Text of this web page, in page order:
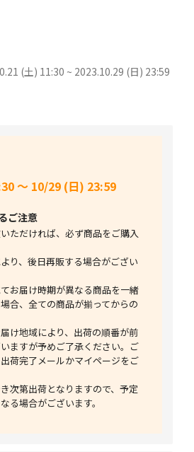
(土) 11:30 ~ 2023.10.29 (日) 23:59
～ 10/29 (日) 23:59
ご注意
ただければ、必ず商品をご購入
り、後日再販する場合がござい
お届け時期が異なる商品を一緒
合、全ての商品が揃ってからの
け地域により、出荷の順番が前
ますが予めご了承ください。ご
荷完了メールかマイページをご
次第出荷となりますので、予定
る場合がございます。